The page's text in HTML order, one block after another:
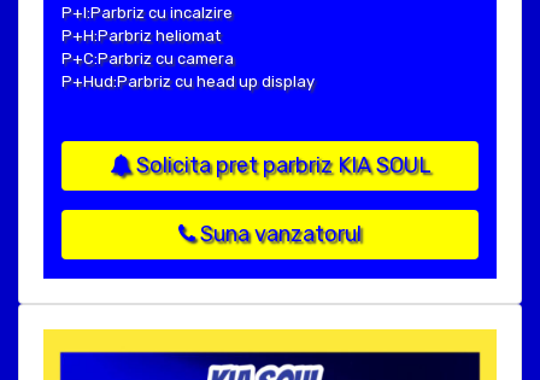
P+I:Parbriz cu incalzire
P+H:Parbriz heliomat
P+C:Parbriz cu camera
P+Hud:Parbriz cu head up display
Solicita pret parbriz KIA SOUL
Suna vanzatorul